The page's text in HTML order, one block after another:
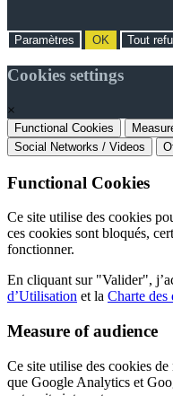
Paramètres OK Tout
Cookies settings
×
Functional Cookies
Social Networks / Videos
Functional Cookies
Ce site utilise des cookies
ces cookies sont bloqués,
fonctionner.
En cliquant sur "Valider",
d’Utilisation et la Charte des
Measure of audience
Ce site utilise des cookies de
que Google Analytics et